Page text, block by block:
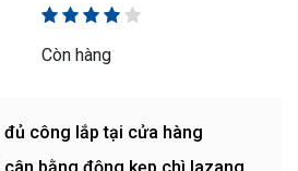
Còn hàng
công lắp tại cửa hàng